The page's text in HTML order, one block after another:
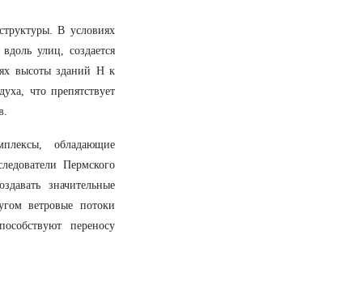
В условиях
улиц, создается
высоты зданий H к
что препятствует
обладающие
Пермского
значительные
ветровые потоки
переносу